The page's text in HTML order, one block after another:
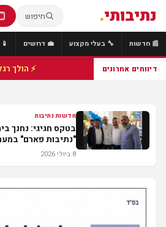
נתיבותי. חיפוש
📰 חדשות 🔧 בעלי מקצוע 💼 דרושים
דיווחים אחרונים ⚡ הולך רגל כבן 40 נהרג מפגיעת רכב בכביש 25 סמוך לצומת
חדשות נתיבות
בטקס חגיגי: נחנך
"נתיבות פארם"
8 ביולי 2026